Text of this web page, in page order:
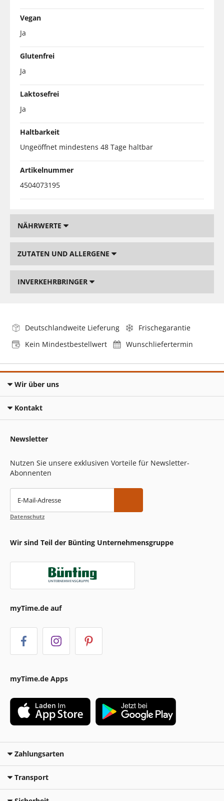
Vegan
Ja
Glutenfrei
Ja
Laktosefrei
Ja
Haltbarkeit
Ungeöffnet mindestens 48 Tage haltbar
Artikelnummer
4504073195
NÄHRWERTE
ZUTATEN UND ALLERGENE
INVERKEHRBRINGER
Deutschlandweite Lieferung
Frischegarantie
Kein Mindestbestellwert
Wunschliefertermin
Wir über uns
Kontakt
Newsletter
Nutzen Sie unsere exklusiven Vorteile für Newsletter-
Abonnenten
E-Mail-Adresse
Datenschutz
Wir sind Teil der Bünting Unternehmensgruppe
myTime.de auf
myTime.de Apps
Zahlungsarten
Transport